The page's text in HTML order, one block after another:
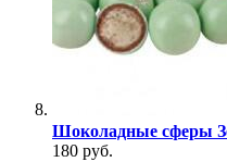
Шоколадные сферы
180 руб.